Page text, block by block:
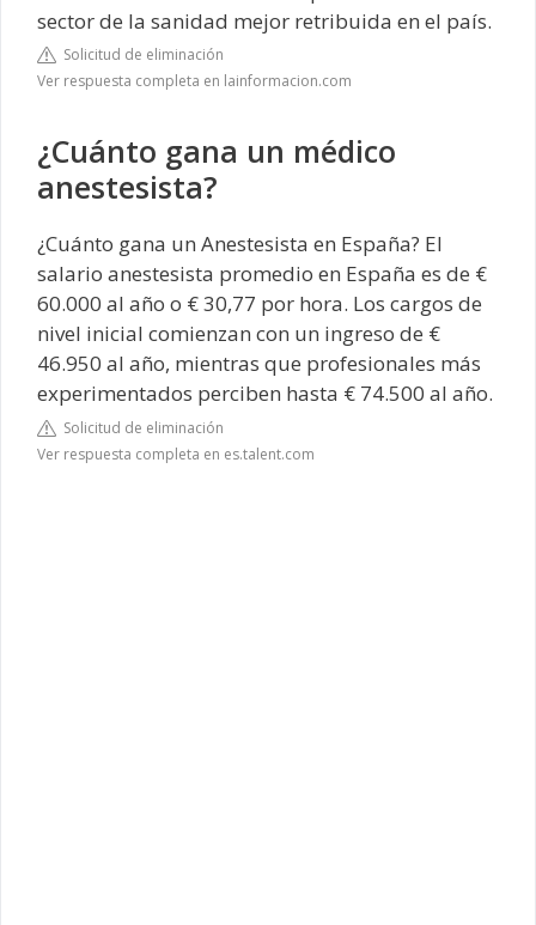
sector de la sanidad mejor retribuida en el país.
Solicitud de eliminación
Ver respuesta completa en lainformacion.com
¿Cuánto gana un médico
anestesista?
¿Cuánto gana un Anestesista en España? El
salario anestesista promedio en España es de €
60.000 al año o € 30,77 por hora. Los cargos de
nivel inicial comienzan con un ingreso de €
46.950 al año, mientras que profesionales más
experimentados perciben hasta € 74.500 al año.
Solicitud de eliminación
Ver respuesta completa en es.talent.com